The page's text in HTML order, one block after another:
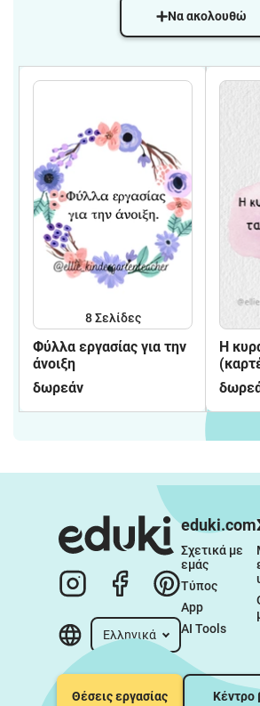
Να ακολουθώ
8Σελίδες
Φύλλα εργασίας για την
άνοιξη
δωρεάν
Η
Ελληνικά
eduki.com
Σχετικά με
εμάς
Τύπος
App
AI Tools
Θέσεις εργασίας Κέντρο